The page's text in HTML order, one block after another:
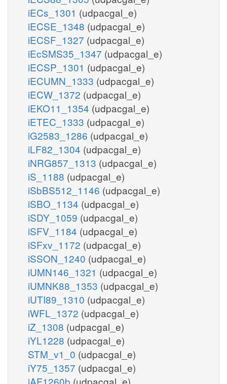
iECs_1301 (udpacgal_e)
iECSE_1348 (udpacgal_e)
iECSF_1327 (udpacgal_e)
iEcSMS35_1347 (udpacgal_e)
iECSP_1301 (udpacgal_e)
iECUMN_1333 (udpacgal_e)
iECW_1372 (udpacgal_e)
iEKO11_1354 (udpacgal_e)
iETEC_1333 (udpacgal_e)
iG2583_1286 (udpacgal_e)
iLF82_1304 (udpacgal_e)
iNRG857_1313 (udpacgal_e)
iS_1188 (udpacgal_e)
iSbBS512_1146 (udpacgal_e)
iSBO_1134 (udpacgal_e)
iSDY_1059 (udpacgal_e)
iSFV_1184 (udpacgal_e)
iSFxv_1172 (udpacgal_e)
iSSON_1240 (udpacgal_e)
iUMN146_1321 (udpacgal_e)
iUMNK88_1353 (udpacgal_e)
iUTI89_1310 (udpacgal_e)
iWFL_1372 (udpacgal_e)
iZ_1308 (udpacgal_e)
iYL1228 (udpacgal_e)
STM_v1_0 (udpacgal_e)
iY75_1357 (udpacgal_e)
iAF1260b (udpacgal_e)